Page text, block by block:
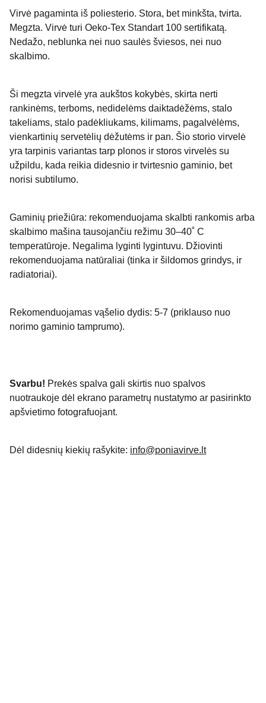
Virvė pagaminta iš poliesterio. Stora, bet minkšta, tvirta.
Megzta. Virvė turi Oeko-Tex Standart 100 sertifikatą.
Nedažo, neblunka nei nuo saulės šviesos, nei nuo
skalbimo.
Ši megzta virvelė yra aukštos kokybės, skirta nerti
rankinėms, terboms, nedidelėms daiktadėžėms, stalo
takeliams, stalo padėkliukams, kilimams, pagalvėlėms,
vienkartinių servetėlių dėžutėms ir pan. Šio storio virvelė
yra tarpinis variantas tarp plonos ir storos virvelės su
užpildu, kada reikia didesnio ir tvirtesnio gaminio, bet
norisi subtilumo.
Gaminių priežiūra: rekomenduojama skalbti rankomis arba
skalbimo mašina tausojančiu režimu 30–40˚ C
temperatūroje. Negalima lyginti lygintuvu. Džiovinti
rekomenduojama natūraliai (tinka ir šildomos grindys, ir
radiatoriai).
Rekomenduojamas vąšelio dydis: 5-7 (priklauso nuo
norimo gaminio tamprumo).
Svarbu! Prekės spalva gali skirtis nuo spalvos
nuotraukoje dėl ekrano parametrų nustatymo ar pasirinkto
apšvietimo fotografuojant.
Dėl didesnių kiekių rašykite: info@poniavirve.lt